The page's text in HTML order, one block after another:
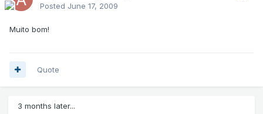
Posted June 17, 2009
Muito bom!
Quote
3 months later...